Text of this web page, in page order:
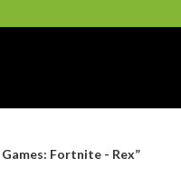
Fortnite - Rex”